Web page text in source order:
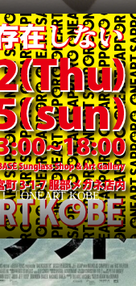
「ONEART KOBE」